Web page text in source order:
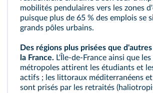
mobilités pendulaires vers les zones
puisque plus de 65 % des emplois se
grands pôles urbains.
Des régions plus prisées que
la France. L'Île‑de‑France ainsi que
métropoles attirent les étudiants et
actifs ; les littoraux méditerranéens
sont prisés par les retraités